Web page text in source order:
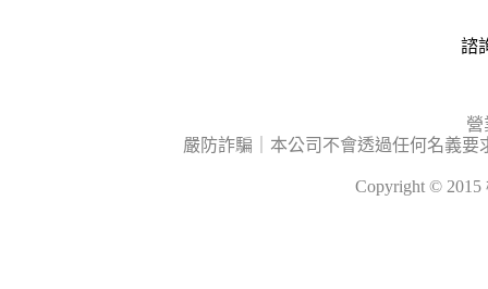
諮
營
嚴防詐騙｜本公司不會透過任何名義
Copyright ©